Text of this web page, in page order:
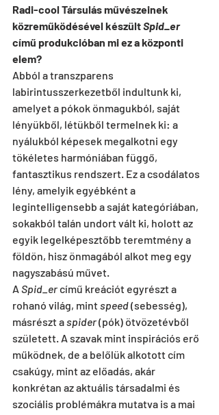
Radi-cool Társulás művészeinek
közreműködésével készült Spid_er
című produkcióban mi ez a központi
elem?
Abból a transzparens
labirintusszerkezetből indultunk ki,
amelyet a pókok önmagukból, saját
lényükből, létükből termelnek ki: a
nyálukból képesek megalkotni egy
tökéletes harmóniában függő,
fantasztikus rendszert. Ez a csodálatos
lény, amelyik egyébként a
legintelligensebb a saját kategóriában,
sokakból talán undort vált ki, holott az
egyik legelképesztőbb teremtmény a
földön, hisz önmagából alkot meg egy
nagyszabású művet.
A Spid_er című kreációt egyrészt a
rohanó világ, mint speed (sebesség),
másrészt a spider (pók) ötvözetévből
született. A szavak mint inspirációs erő
működnek, de a belőlük alkotott cím
csakúgy, mint az előadás, akár
konkrétan az aktuális társadalmi és
szociális problémákra mutatva is a mai